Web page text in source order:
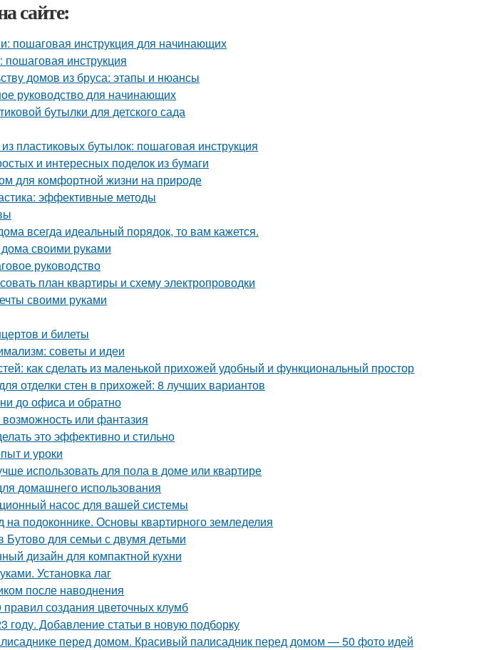
сайте:
пошаговая инструкция для начинающих
пошаговая инструкция
домов из бруса: этапы и нюансы
руководство для начинающих
бутылки для детского сада
пластиковых бутылок: пошаговая инструкция
и интересных поделок из бумаги
для комфортной жизни на природе
эффективные методы
всегда идеальный порядок, то вам кажется.
дома своими руками
руководство
план квартиры и схему электропроводки
своими руками
и билеты
советы и идеи
как сделать из маленькой прихожей удобный и функциональный простор
отделки стен в прихожей: 8 лучших вариантов
до офиса и обратно
или фантазия
это эффективно и стильно
и уроки
использовать для пола в доме или квартире
домашнего использования
насос для вашей системы
подоконнике. Основы квартирного земледелия
для семьи с двумя детьми
дизайн для компактной кухни
Установка лаг
после наводнения
создания цветочных клумб
году. Добавление статьи в новую подборку
перед домом. Красивый палисадник перед домом — 50 фото идей